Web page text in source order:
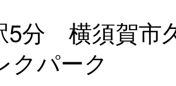
5分 横須賀市
パーク